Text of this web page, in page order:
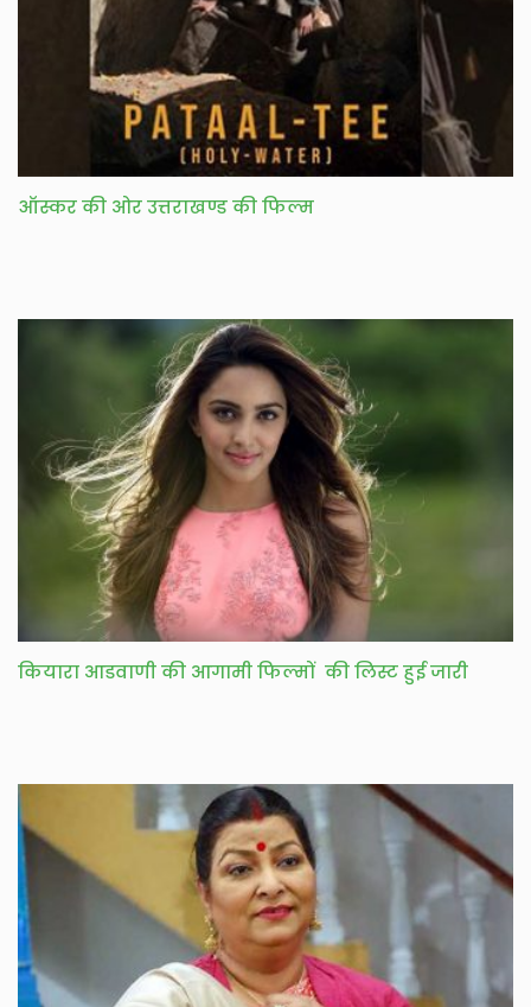
ऑस्कर की ओर उत्तराखण्ड की फिल्म
कियारा आडवाणी की आगामी फिल्मों की लिस्ट हुई जारी